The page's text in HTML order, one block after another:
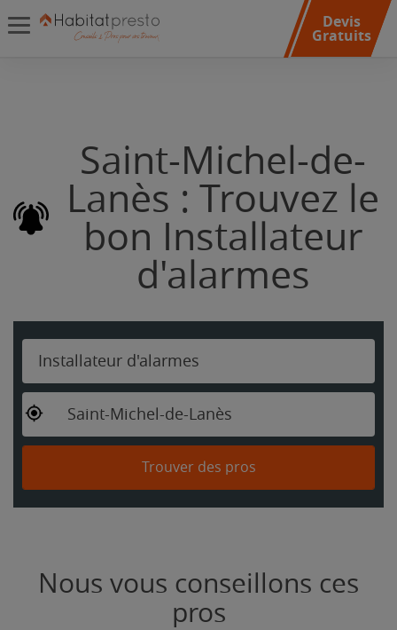
Devis
Gratuits
Saint-Michel-de-
Lanès : Trouvez le
bon Installateur
d'alarmes
Installateur d'alarmes
Saint-Michel-de-Lanès
Trouver des pros
Nous vous conseillons ces
pros